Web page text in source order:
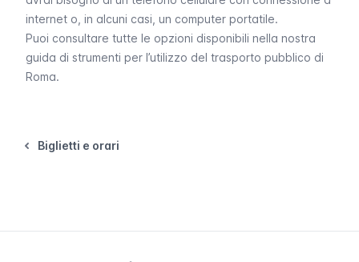
internet o, in alcuni casi, un computer portatile.
Puoi consultare tutte le opzioni disponibili nella nostra
guida di strumenti per l’utilizzo del trasporto pubblico di
Roma.
Biglietti e orari